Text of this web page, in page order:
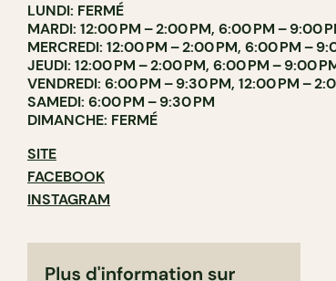
LUNDI: FERMÉ
MARDI: 12:00 PM – 2:00 PM, 6:00 PM – 9:00
MERCREDI: 12:00 PM – 2:00 PM, 6:00 PM –
JEUDI: 12:00 PM – 2:00 PM, 6:00 PM – 9:00
VENDREDI: 6:00 PM – 9:30 PM, 12:00 PM –
SAMEDI: 6:00 PM – 9:30 PM
DIMANCHE: FERMÉ
SITE
FACEBOOK
INSTAGRAM